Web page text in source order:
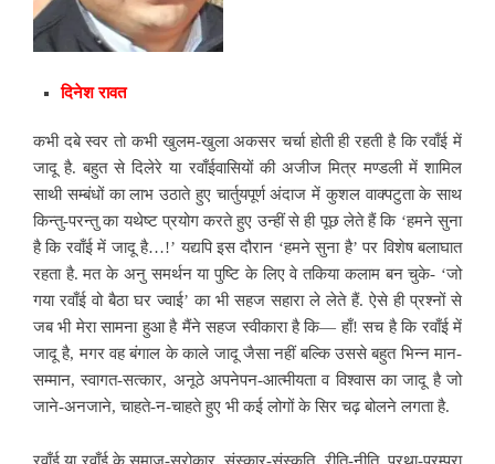
दिनेश रावत
कभी दबे स्वर तो कभी खुलम-खुला अकसर चर्चा होती ही रहती है कि रवाँई में
जादू है. बहुत से दिलेरे या रवाँईवासियों की अजीज मित्र मण्डली में शामिल
साथी सम्बंधों कालाभ उठाते हुए चार्तुयपूर्ण अंदाज में कुशल वाक्पटुता के साथ
किन्तु-परन्तु का यथेष्ट प्रयोग करते हुए उन्हीं से ही पूछ लेते हैं कि ‘हमने सुना
है कि रवाँई में जादू है…!’ यद्यपि इस दौरान ‘हमने सुना है’ पर विशेष बलाघात
रहता है. मत के अनु समर्थन या पुष्टि के लिए वे तकिया कलाम बन चुके- ‘जो
गया रवाँई वो बैठा घर ज्वाई’ का भी सहज सहारा ले लेते हैं. ऐसे ही प्रश्नों से
जब भीमेरा सामना हुआ है मैंने सहज स्वीकारा है कि— हाँ! सच है कि रवाँई में
जादू है, मगर वह बंगाल के काले जादू जैसा नहीं बल्कि उससे बहुत भिन्न मान-
सम्मान, स्वागत-सत्कार, अनूठे अपनेपन-आत्मीयता व विश्वास का जादू है जो
जाने-अनजाने, चाहते-न-चाहते हुए भी कई लोगों के सिर चढ़ बोलने लगता है.